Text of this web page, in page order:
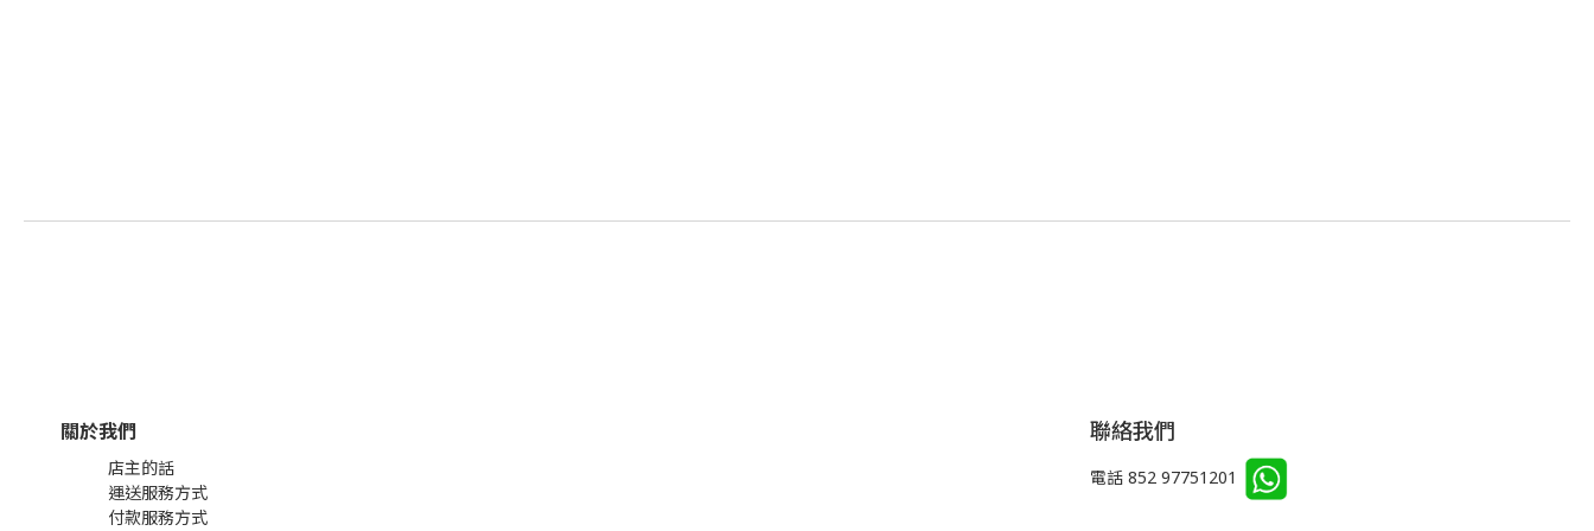
關於我們
店主的話
運送服務方式
付款服務方式
聯絡我們
電話 852 97751201